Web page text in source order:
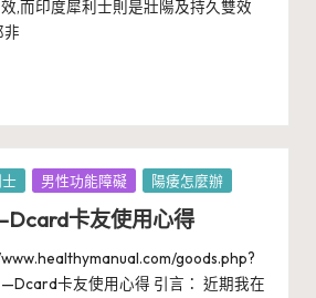
,而印度犀利士則是壯陽及持久雙效
非
男性功能障礙 陽痿怎麼辦
卡友使用心得
goods.php?
卡友使用心得 引言： 近期我在